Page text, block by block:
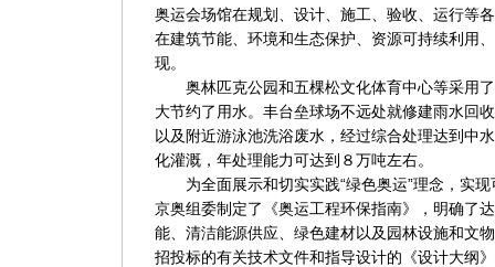
奥运会场馆在规划、设计、施工、验收、运行等
在建筑节能、环境和生态保护、资源可持续利用
现。
奥林匹克公园和五棵松文化体育中心等采用了
大节约了用水。丰台垒球场不远处就修建雨水回
以及附近游泳池洗浴废水，经过综合处理达到中
化灌溉，年处理能力可达到８万吨左右。
为全面展示和切实实践“绿色奥运”理念，实现
京奥组委制定了《奥运工程环保指南》，明确了
能、清洁能源供应、绿色建材以及园林设施和文
招投标的有关技术文件和指导设计的《设计大纲